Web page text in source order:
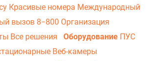
Красивые номера Международный
вызов 8−800 Организация
Все решения Оборудование ПУС
Веб-камеры